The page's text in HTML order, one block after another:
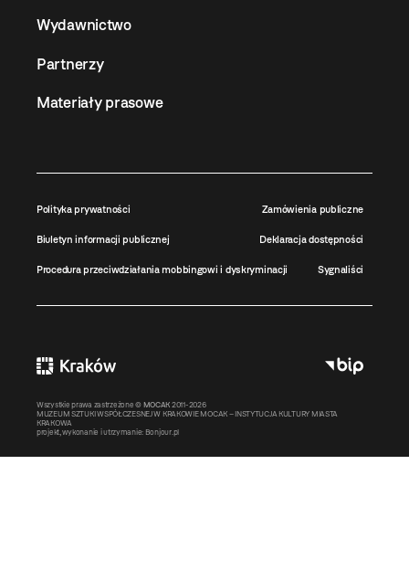
Wydawnictwo
Partnerzy
Materiały prasowe
Polityka prywatności Zamówienia publiczne
Biuletyn informacji publicznej Deklaracja dostępności
Procedura przeciwdziałania mobbingowi i dyskryminacji Sygnaliści
Wszystkie prawa zastrzeżone © MOCAK 2011-2026
MUZEUM SZTUKI WSPÓŁCZESNEJ W KRAKOWIE MOCAK – INSTYTUCJA KULTURY MIASTA
KRAKOWA
projekt, wykonanie i utrzymanie: Bonjour.pl